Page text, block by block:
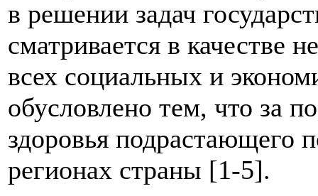
в решении задач
сматривается в качестве
всех социальных и
обусловлено тем, что за
здоровья подрастающего
регионах страны [1-5].